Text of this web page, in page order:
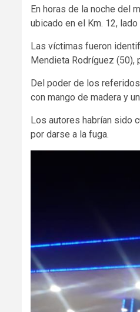
En horas de la noche del
ubicado en el Km. 12,
Las víctimas fueron
Mendieta Rodríguez (50),
Del poder de los
con mango de madera y
Los autores habrían sido
por darse a la fuga.